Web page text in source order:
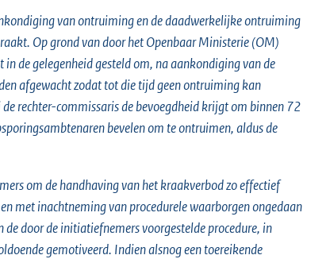
van ontruiming en de daadwerkelijke ontruiming
Op grond van door het Openbaar Ministerie (OM)
de gelegenheid gesteld om, na aankondiging van de
afgewacht zodat tot die tijd geen ontruiming kan
rechter-commissaris de bevoegdheid krijgt om binnen 72
bevelen om te ontruimen, aldus de
om de handhaving van het kraakverbod zo effectief
met inachtneming van procedurele waarborgen ongedaan
door de initiatiefnemers voorgestelde procedure, in
gemotiveerd. Indien alsnog een toereikende